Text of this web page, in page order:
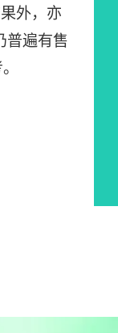
外，亦
普遍有售